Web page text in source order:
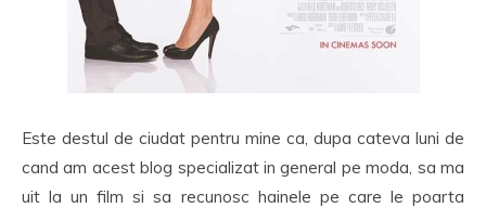
Este destul de ciudat pentru mine ca, dupa cateva luni de
cand am acest blog specializat in general pe moda, sa ma
uit la un film si sa recunosc hainele pe care le poarta